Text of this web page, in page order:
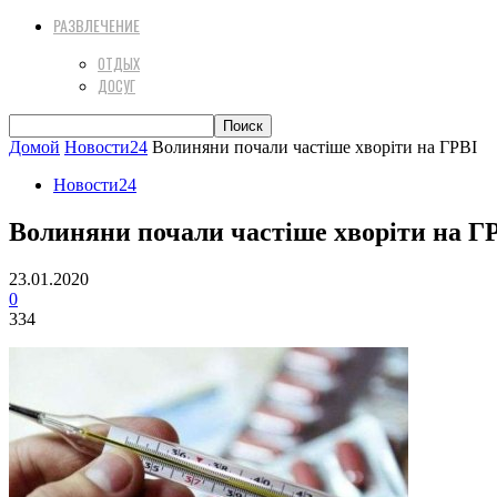
РАЗВЛЕЧЕНИЕ
ОТДЫХ
ДОСУГ
Домой Новости24 Волиняни почали частіше хворіти на ГРВІ
Новости24
Волиняни почали частіше хворіти на
23.01.2020
0
334